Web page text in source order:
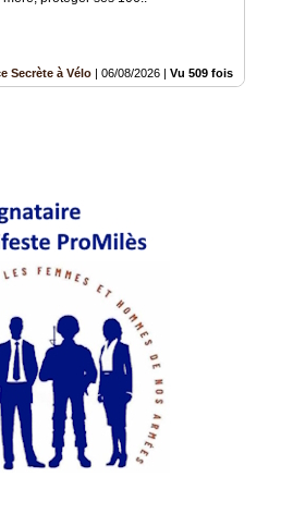
Secrète à Vélo | 06/08/2026 | Vu 509 fois